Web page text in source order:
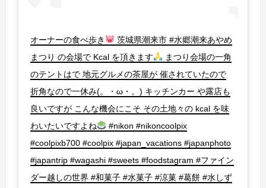
オーナーの食べ歩き
茨城県潮来市 #水郷潮来あやめ
まつり の会場で Kcal を頂きます
まつり会場の一角
のテントはで 地元グルメの茶屋が 催されていたので
折角なので一休み(。・ω・。) キッチンカー や露店も
良いですが こんな機会にこそ その土地々の kcal を味
わいたいですよね
#nikon #nikoncoolpix
#coolpixb700 #coolpix #japan_vacations #japanphoto
#japantrip #wagashi #sweets #foodstagram #ファイン
ダー越しの世界 #和菓子 #水菓子 #涼菓 #葛餅 #水しず